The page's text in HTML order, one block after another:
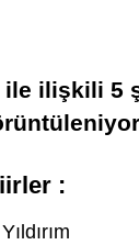
ile ilişkili5
: